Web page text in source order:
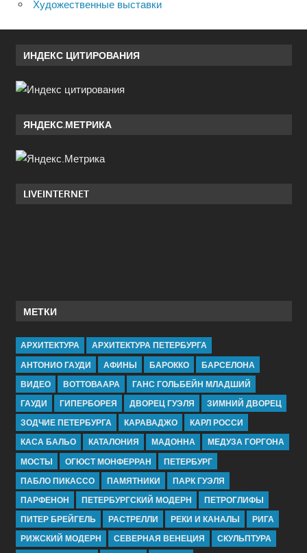
Художественные выставки
ИНДЕКС ЦИТИРОВАНИЯ
ЯНДЕКС.МЕТРИКА
LIVEINTERNET
МЕТКИ
АРХИТЕКТУРА
АРХИТЕКТУРА ПЕТЕРБУРГА
АНТОНИО ГАУДИ
АФИНЫ БАРОККО
БАРСЕЛОНА
ВИДЕО
ВОТТОВААРА
ГАНС ГОЛЬБЕЙН МЛАДШИЙ
ГАУДИ
ГИПЕРБОРЕЯ ДВОРЕЦ ГУЭЛЯ
ЗИМНИЙ ДВОРЕЦ
ЗОДЧИЕ ПЕТЕРБУРГА
КАРАВАДЖО
КАРЛ РОССИ
КАСА БАЛЬО
КАТАЛОНИЯ МАДОННА
МЕДУЗА ГОРГОНА
МОСТЫ
ОГЮСТ МОНФЕРРАН
ПЕТЕРБУРГ
ПАБЛО ПИКАССО
ПАМЯТНИКИ
ПАРК ГУЭЛЯ
ПАРФЕНОН
ПЕТЕРБУРГСКИЙ МОДЕРН
ПЕТРОГЛИФЫ
ПИТЕР БРЕЙГЕЛЬ
РАСТРЕЛЛИ РЕКИ И КАНАЛЫ
РИГА
РИЖСКИЙ МОДЕРН
СЕВЕРНАЯ ВЕНЕЦИЯ
СКУЛЬПТУРА